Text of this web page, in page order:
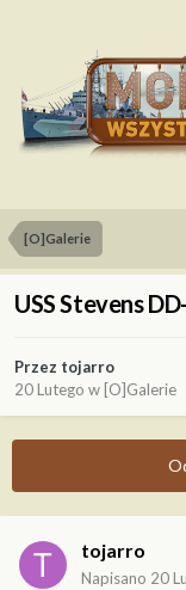
[O]Galerie
USS Stevens
Przez tojarro
20 Lutego w [O]Galerie
tojarro
Napisano 20